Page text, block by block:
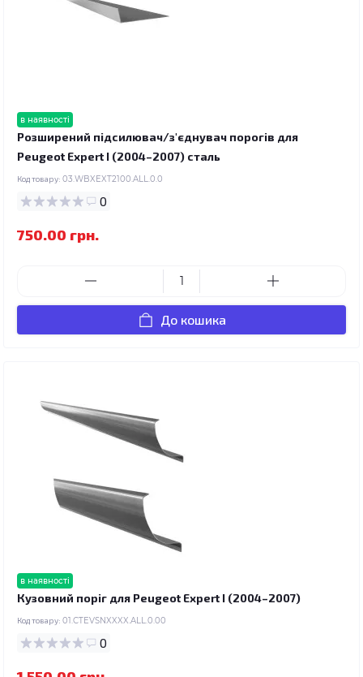
в наявності
Розширений підсилювач/з'єднувач порогів для
Peugeot Expert I (2004–2007) сталь
Код товару: 03.WBXEXT2100.ALL.0.0
0
750.00 грн.
До кошика
в наявності
Кузовний поріг для Peugeot Expert I (2004–2007)
Код товару: 01.CTEVSNXXXX.ALL.0.00
0